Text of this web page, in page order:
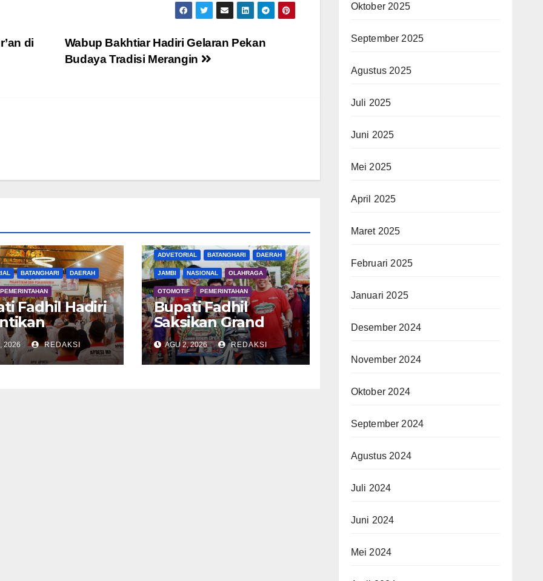
Wabup Bakhtiar Hadiri Gelaran Pekan
Budaya Tradisi Merangin
di
BATANGHARI DAERAH
PEMERINTAHAN
Fadhil Hadiri
DPC
MP
2026 REDAKSI
ADVETORIAL BATANGHARI DAERAH
JAMBI NASIONAL OLAHRAGA
OTOMOTIF PEMERINTAHAN
Bupati Fadhil
Saksikan Grand
Final Batanghari
Cup Race 2026
AGU 2, 2026 REDAKSI
Oktober 2025
September 2025
Agustus 2025
Juli 2025
Juni 2025
Mei 2025
April 2025
Maret 2025
Februari 2025
Januari 2025
Desember 2024
November 2024
Oktober 2024
September 2024
Agustus 2024
Juli 2024
Juni 2024
Mei 2024